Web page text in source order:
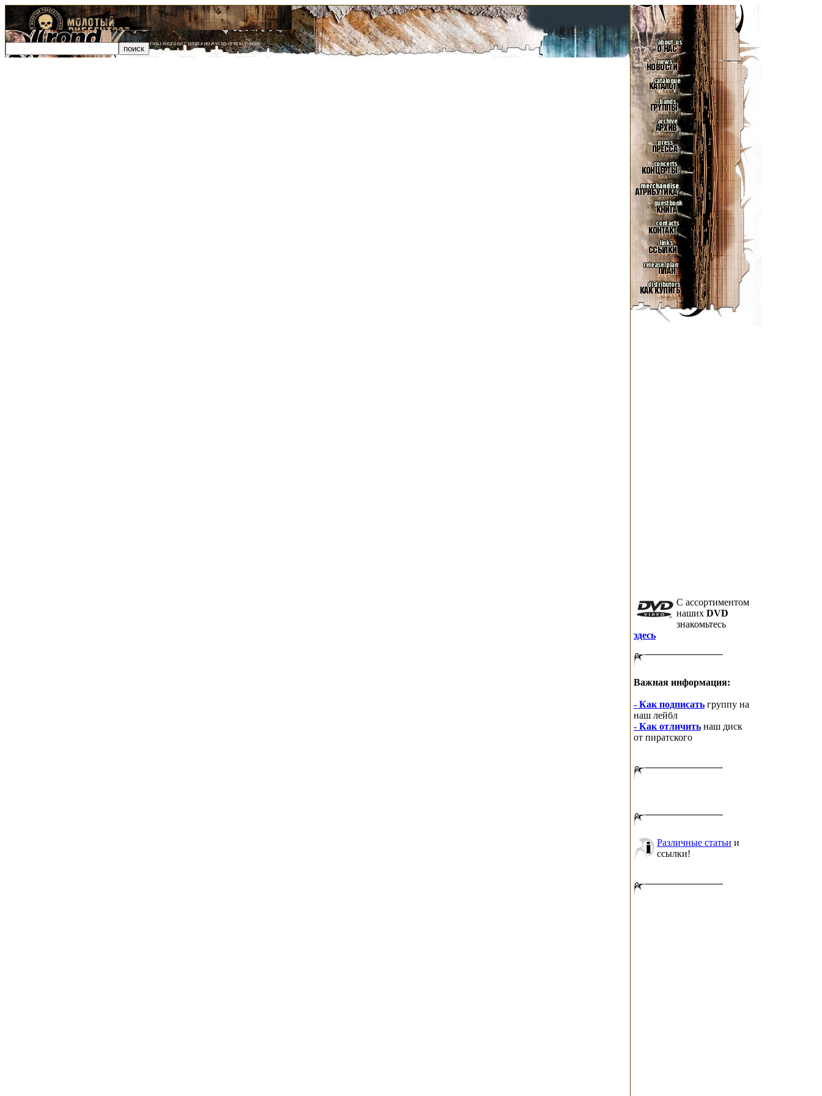
C ассортиментом
наших DVD
знакомьтесь
здесь
Важная информация:
- Как подписать группу на
наш лейбл
- Как отличить наш диск
от пиратского
Различные статьи и
ссылки!